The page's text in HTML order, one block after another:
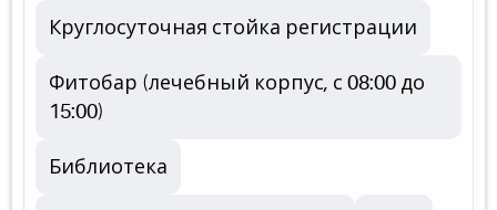
Круглосуточная стойка регистрации
Фитобар (лечебный корпус, с 08:00 до
15:00)
Библиотека